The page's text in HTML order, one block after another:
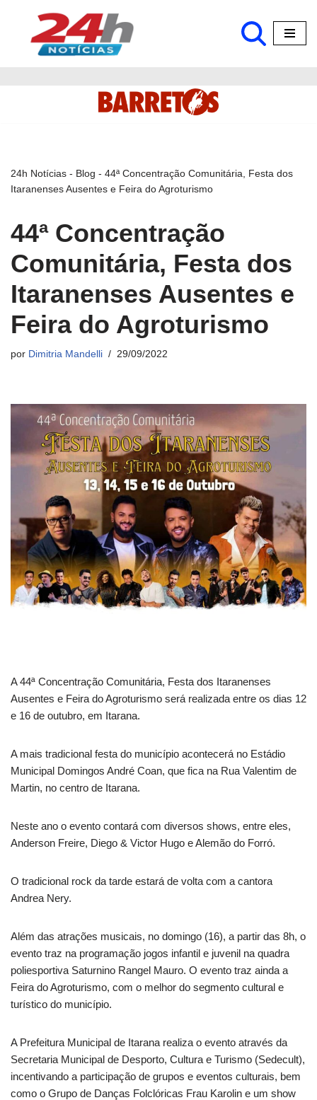
Pular
24h Notícias - Blog - 44ª Concentração Comunitária, Festa dos
Itaranenses Ausentes e Feira do Agroturismo
44ª Concentração
Comunitária, Festa dos
Itaranenses Ausentes e
Feira do Agroturismo
por Dimitria Mandelli 29/09/2022
A 44ª Concentração Comunitária, Festa dos Itaranenses
Ausentes e Feira do Agroturismo será realizada entre os dias 12
e 16 de outubro, em Itarana.
A mais tradicional festa do município acontecerá no Estádio
Municipal Domingos André Coan, que fica na Rua Valentim de
Martin, no centro de Itarana.
Neste ano o evento contará com diversos shows, entre eles,
Anderson Freire, Diego & Victor Hugo e Alemão do Forró.
O tradicional rock da tarde estará de volta com a cantora
Andrea Nery.
Além das atrações musicais, no domingo (16), a partir das 8h, o
evento traz na programação jogos infantil e juvenil na quadra
poliesportiva Saturnino Rangel Mauro. O evento traz ainda a
Feira do Agroturismo, com o melhor do segmento cultural e
turístico do município.
A Prefeitura Municipal de Itarana realiza o evento através da
Secretaria Municipal de Desporto, Cultura e Turismo (Sedecult),
incentivando a participação de grupos e eventos culturais, bem
como o Grupo de Danças Folclóricas Frau Karolin e um show